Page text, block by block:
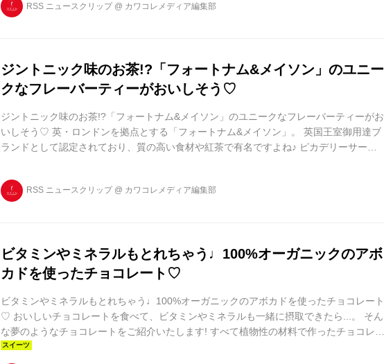
ン・ミッシェル×トラヤカフェ・あんスタンド フランス・ブルターニュで愛された3代つ
RSS ニュースクリップ @ カワコレメディア編集部
ジントニック味のお茶!?「フォートナム&メイソン」のユニー
クなフレーバーティーがおいしそう♡
ジントニック味のお茶!?「フォートナム&メイソン」のユニークなフレーバーティーがお
いしそう♡ 英・ロンドンを拠点とする「フォートナム&メイソン」。 英国王室御用達ブ
ランドとして認定されており、質の高い食材や紅茶で有名ですよね♪ ピカデリーサーカ
いるはず。 その「フォートナム&メイソン」が販売している「ジントニック」からイン
スパイアされたフレーバーティーをご紹介いたします! 爽やかなテイストは寒い夜にもぴ
RSS ニュースクリップ @ カワコレメディア編集部
ビタミンやミネラルもとれちゃう♩100%オーガニックのアボ
カドを使ったチョコレート♡
ビタミンやミネラルもとれちゃう♩100%オーガニックのアボカドを使ったチョコレート
♡ おいしいチョコレートを食べて、ビタミンやミネラルも一緒に摂取できたら...。 そん
な夢のようなチョコレートをご紹介いたします! すべて植物性の材料で作ったチョコレー
ト メキシコ産アボカドとエクアドル産ココア豆を使用した「Avocado Dark Chocolate
Bar(アボカド・ダークチョコレート・バー)」。 Love Cocoa by James Cadburyさん